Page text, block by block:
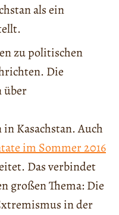
als ein
zu politischen
Die
über
Kasachstan. Auch
im Sommer 2016
Das verbindet
großen Thema: Die
in der